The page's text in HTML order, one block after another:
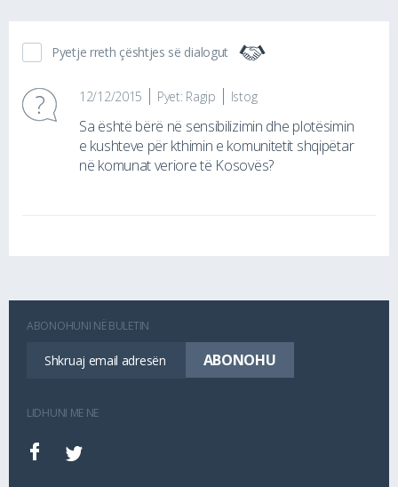
Pyetje rreth çështjes së dialogut
12/12/2015 Pyet: Ragip Istog
Sa është bërë në sensibilizimin dhe plotësimin
e kushteve për kthimin e komunitetit shqipëtar
në komunat veriore të Kosovës?
ABONOHUNI NË BULETIN
LIDHUNI ME NE